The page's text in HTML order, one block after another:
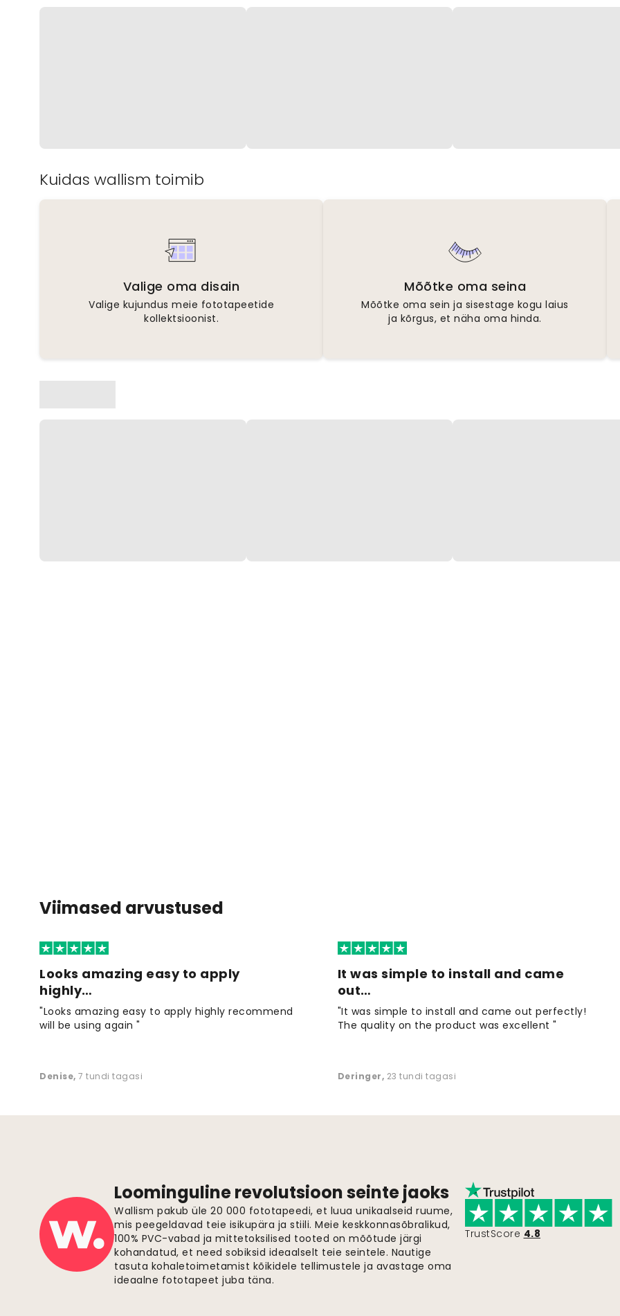
Kuidas wallism toimib
Valige oma disain
Valige kujundus meie fototapeetide
kollektsioonist.
Mõõtke oma seina
Mõõtke oma sein ja sisestage kogu laius
ja kõrgus, et näha oma hinda.
Viimased arvustused
Looks amazing easy to apply
highly…
"Looks amazing easy to apply highly recommend
will be using again "
Denise, 7 tundi tagasi
It was simple to install and came
out…
"It was simple to install and came out perfectly!
The quality on the product was excellent "
Deringer, 23 tundi tagasi
Loominguline revolutsioon seinte jaoks
Wallism pakub üle 20 000 fototapeedi, et luua unikaalseid ruume,
mis peegeldavad teie isikupära ja stiili. Meie keskkonnasõbralikud,
100% PVC-vabad ja mittetoksilised tooted on mõõtude järgi
kohandatud, et need sobiksid ideaalselt teie seintele. Nautige
tasuta kohaletoimetamist kõikidele tellimustele ja avastage oma
ideaalne fototapeet juba täna.
TrustScore 4.8